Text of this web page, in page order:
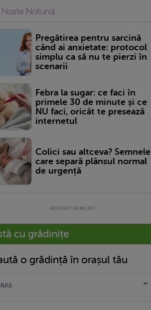
Pregătirea pentru sarcină
când ai anxietate: protocol
simplu ca să nu te pierzi în
scenarii
Febra la sugar: ce faci în
primele 30 de minute și ce
NU faci, oricât te presează
internetul
Colici sau altceva? Semnele
care separă plânsul normal
de urgență
cu grădinițe
o grădință în orașul tău